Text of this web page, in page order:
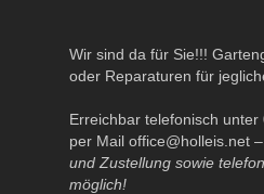
Wir sind da für Sie!!!
oder Reparaturen für
Erreichbar telefonisch
per Mail office@holleis.net –
und Zustellung sowie
möglich!